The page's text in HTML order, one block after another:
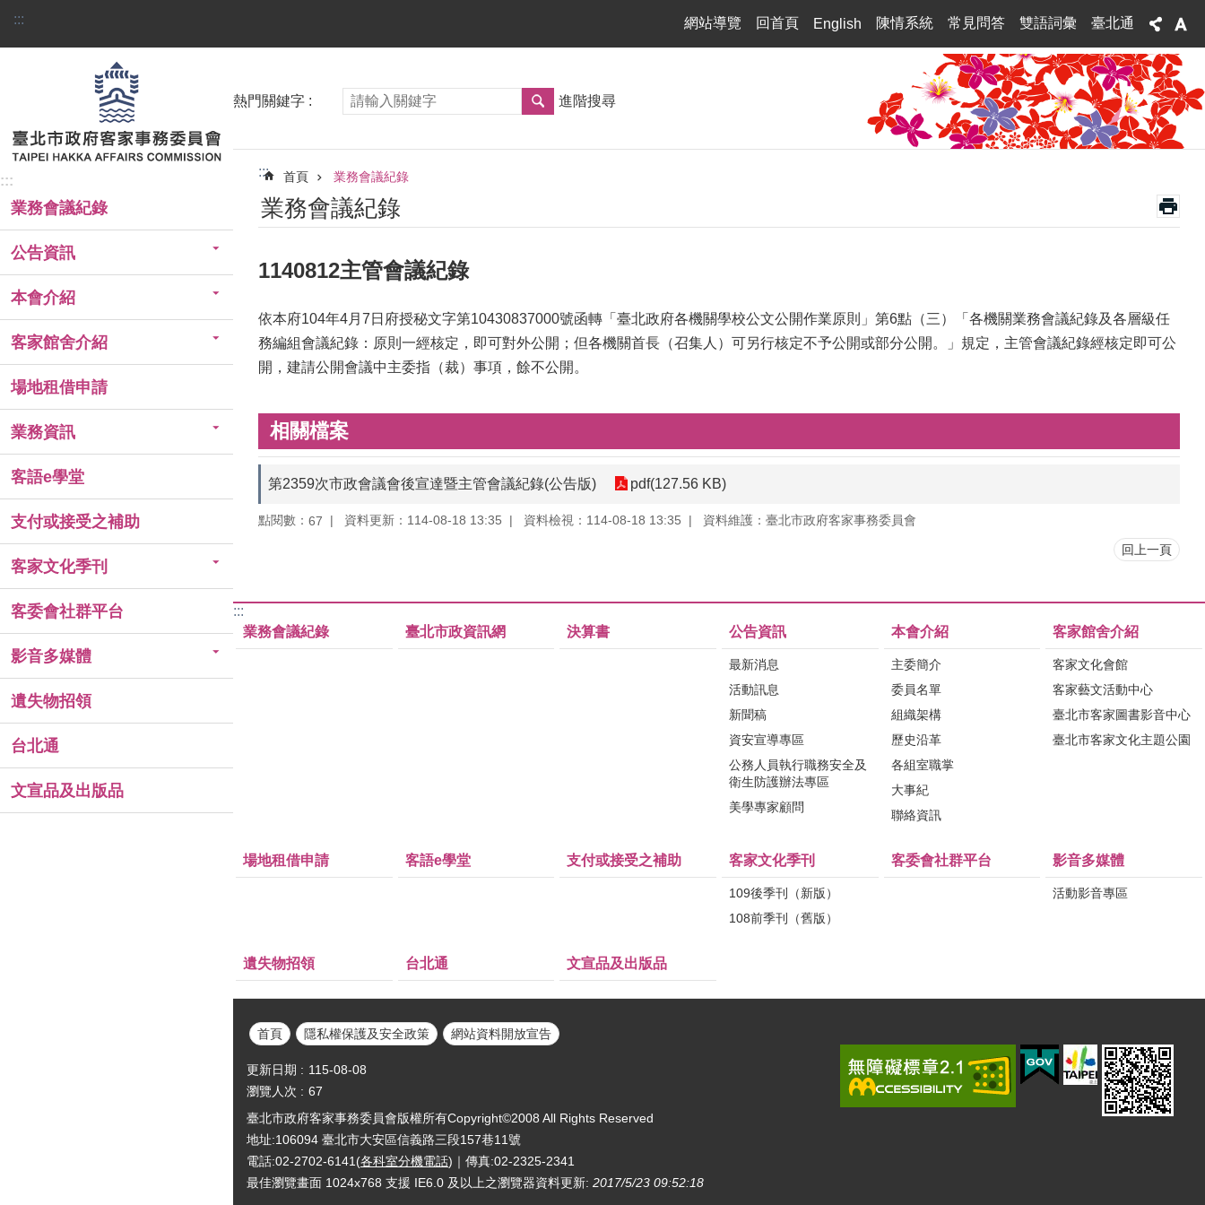
跳到主要內容區塊
::: 網站導覽 回首頁 English 陳情系統 常見問答 雙語詞彙 臺北通
:::
業務會議紀錄
公告資訊
本會介紹
客家館舍介紹
場地租借申請
業務資訊
客語e學堂
支付或接受之補助
客家文化季刊
客委會社群平台
影音多媒體
遺失物招領
台北通
文宣品及出版品
熱門關鍵字 進階搜尋
::: 首頁 業務會議紀錄
業務會議紀錄
1140812主管會議紀錄
依本府104年4月7日府授秘文字第10430837000號函轉「臺北政府各機關學校公文公開作業原則」第6點（三）「各機關業務會議紀錄及各層級任
務編組會議紀錄：原則一經核定，即可對外公開；但各機關首長（召集人）可另行核定不予公開或部分公開。」規定，主管會議紀錄經核定即可公
開，建請公開會議中主委指（裁）事項，餘不公開。
相關檔案
第2359次市政會議會後宣達暨主管會議紀錄(公告版) pdf(127.56 KB)
點閱數： 67 資料更新：114-08-18 13:35 資料檢視：114-08-18 13:35 資料維護：臺北市政府客家事務委員會
回上一頁
:::
業務會議紀錄
臺北市政資訊網 決算書 公告資訊
最新消息
活動訊息
新聞稿
資安宣導專區
公務人員執行職務安全及
衛生防護辦法專區
美學專家顧問
本會介紹
主委簡介
委員名單
組織架構
歷史沿革
各組室職掌
大事紀
聯絡資訊
客家館舍介紹
客家文化會館
客家藝文活動中心
臺北市客家圖書影音中心
臺北市客家文化主題公園
場地租借申請 客語e學堂 支付或接受之補助 客家文化季刊
109後季刊（新版）
108前季刊（舊版）
客委會社群平台 影音多媒體
活動影音專區
遺失物招領 台北通 文宣品及出版品
首頁 隱私權保護及安全政策 網站資料開放宣告
更新日期
115-08-08
瀏覽人次
67
臺北市政府客家事務委員會版權所有Copyright©2008 All Rights Reserved
地址:106094 臺北市大安區信義路三段157巷11號
電話:02-2702-6141(各科室分機電話)｜傳真:02-2325-2341
最佳瀏覽畫面 1024x768 支援 IE6.0 及以上之瀏覽器資料更新: 2017/5/23 09:52:18